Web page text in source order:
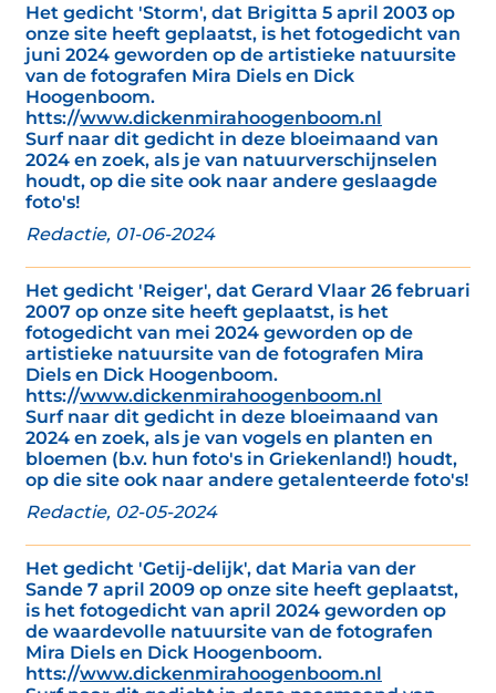
Het gedicht 'Storm', dat Brigitta 5 april 2003 op
onze site heeft geplaatst, is het fotogedicht van
juni 2024 geworden op de artistieke natuursite
van de fotografen Mira Diels en Dick
Hoogenboom.
htts://www.dickenmirahoogenboom.nl
Surf naar dit gedicht in deze bloeimaand van
2024 en zoek, als je van natuurverschijnselen
houdt, op die site ook naar andere geslaagde
foto's!
Redactie, 01-06-2024
Het gedicht 'Reiger', dat Gerard Vlaar 26 februari
2007 op onze site heeft geplaatst, is het
fotogedicht van mei 2024 geworden op de
artistieke natuursite van de fotografen Mira
Diels en Dick Hoogenboom.
htts://www.dickenmirahoogenboom.nl
Surf naar dit gedicht in deze bloeimaand van
2024 en zoek, als je van vogels en planten en
bloemen (b.v. hun foto's in Griekenland!) houdt,
op die site ook naar andere getalenteerde foto's!
Redactie, 02-05-2024
Het gedicht 'Getij-delijk', dat Maria van der
Sande 7 april 2009 op onze site heeft geplaatst,
is het fotogedicht van april 2024 geworden op
de waardevolle natuursite van de fotografen
Mira Diels en Dick Hoogenboom.
htts://www.dickenmirahoogenboom.nl